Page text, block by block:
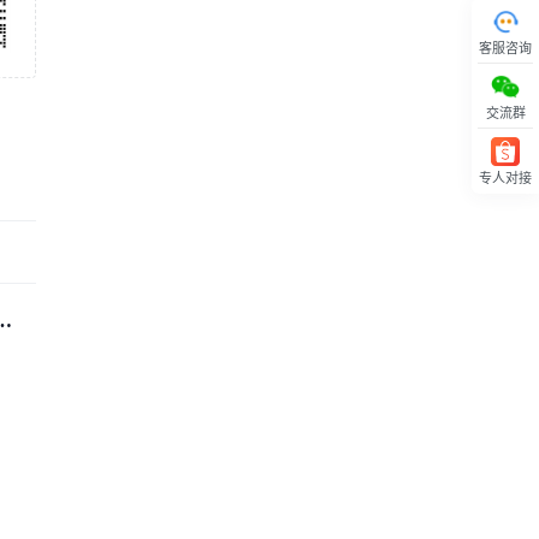
客服咨询
交流群
专人对接